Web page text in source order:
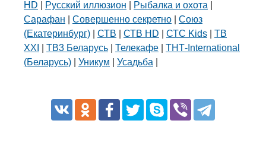
HD Русский иллюзион Рыбалка и охота
Сарафан
Совершенно секретно
Союз
(Екатеринбург)
СТВ СТВ HD СТС Kids
ТВ
XXI
ТВ3 Беларусь Телекафе
ТНТ-International
(Беларусь)
Уникум Усадьба